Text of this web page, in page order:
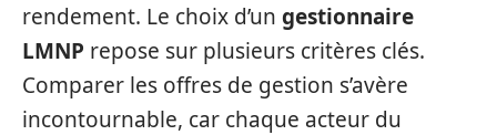
rendement. Le choix d’un gestionnaire
LMNP repose sur plusieurs critères clés.
Comparer les offres de gestion s’avère
incontournable, car chaque acteur du